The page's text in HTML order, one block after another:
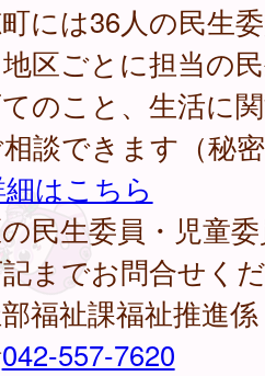
には36人の民生
区ごとに担当の
のこと、生活に
談できます（秘
はこちら
民生委員・児童
までお問合せくだ
福祉課福祉推進係
042-557-7620